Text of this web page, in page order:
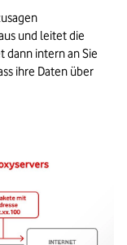
und leitet die
intern an Sie
ihre Daten über